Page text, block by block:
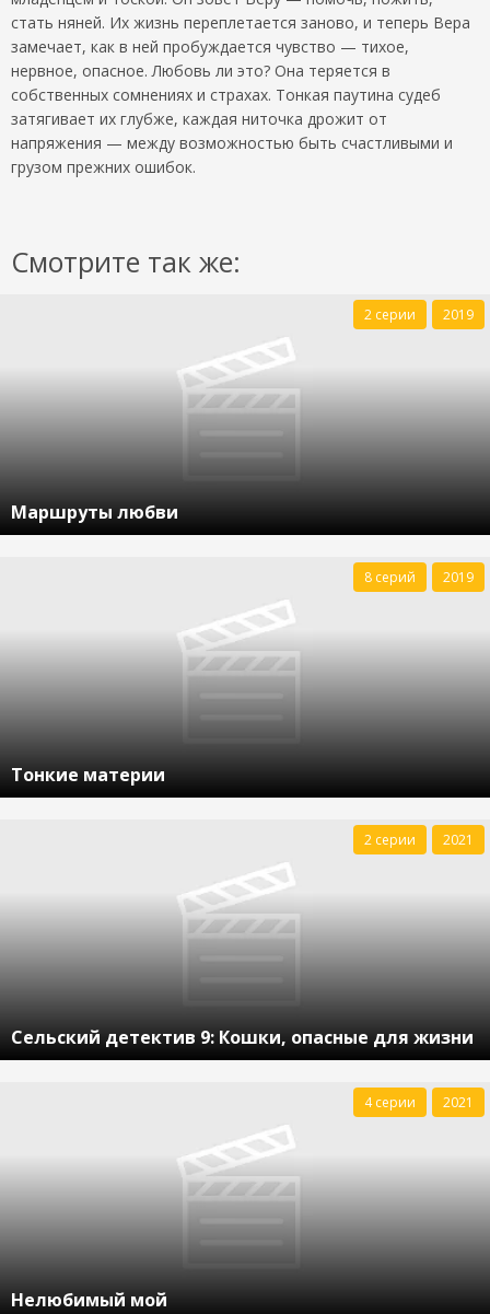
стать няней. Их жизнь переплетается заново, и теперь Вера
замечает, как в ней пробуждается чувство — тихое,
нервное, опасное. Любовь ли это? Она теряется в
собственных сомнениях и страхах. Тонкая паутина судеб
затягивает их глубже, каждая ниточка дрожит от
напряжения — между возможностью быть счастливыми и
грузом прежних ошибок.
Смотрите так же:
Маршруты любви
2 серии 2019
Тонкие материи
8 серий 2019
Сельский детектив 9: Кошки, опасные для жизни
2 серии 2021
Нелюбимый мой
4 серии 2021